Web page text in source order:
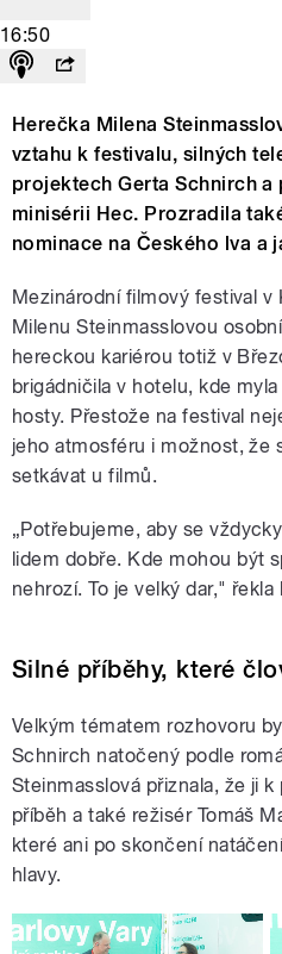
16:50
Herečka Milena
vztahu k festivalu, silných
projektech Gerta Schnirch
minisérii Hec. Prozradila
nominace na Českého lva a
Mezinárodní filmový festival v
Milenu Steinmasslovou
hereckou kariérou totiž v
brigádničila v hotelu, kde
hosty. Přestože na festival
jeho atmosféru i možnost, že
setkávat u filmů.
„Potřebujeme, aby se
lidem dobře. Kde mohou být
nehrozí. To je velký dar," řekla
Silné příběhy, které
Velkým tématem rozhovoru
Schnirch natočený podle
Steinmasslová přiznala, že ji
příběh a také režisér Tomáš
které ani po skončení
hlavy.